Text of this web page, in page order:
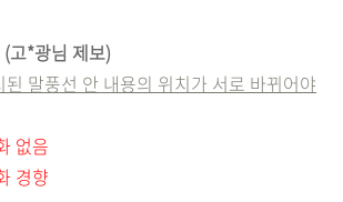
(고*광님 제보)
말풍선 안 내용의 위치가 서로 바뀌어야
없음
경향